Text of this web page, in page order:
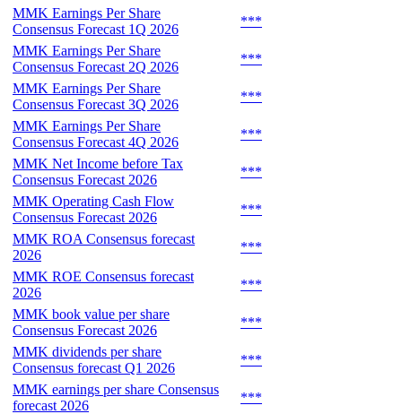
MMK Earnings Per Share
Consensus Forecast 1Q 2026
***
MMK Earnings Per Share
Consensus Forecast 2Q 2026
***
MMK Earnings Per Share
Consensus Forecast 3Q 2026
***
MMK Earnings Per Share
Consensus Forecast 4Q 2026
***
MMK Net Income before Tax
Consensus Forecast 2026
***
MMK Operating Cash Flow
Consensus Forecast 2026
***
MMK ROA Consensus forecast
2026
***
MMK ROE Consensus forecast
2026
***
MMK book value per share
Consensus Forecast 2026
***
MMK dividends per share
Consensus forecast Q1 2026
***
MMK earnings per share Consensus
forecast 2026
***